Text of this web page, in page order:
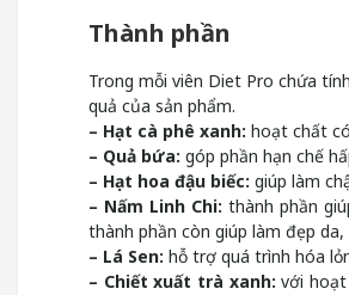
Thành phần
Trong mỗi viên Diet Pro chứa
quả của sản phẩm.
– Hạt cà phê xanh: hoạt chất
– Quả bứa: góp phần hạn chế
– Hạt hoa đậu biếc: giúp làm
– Nấm Linh Chi: thành phần
thành phần còn giúp làm đẹp
– Lá Sen: hỗ trợ quá trình hóa
– Chiết xuất trà xanh: với